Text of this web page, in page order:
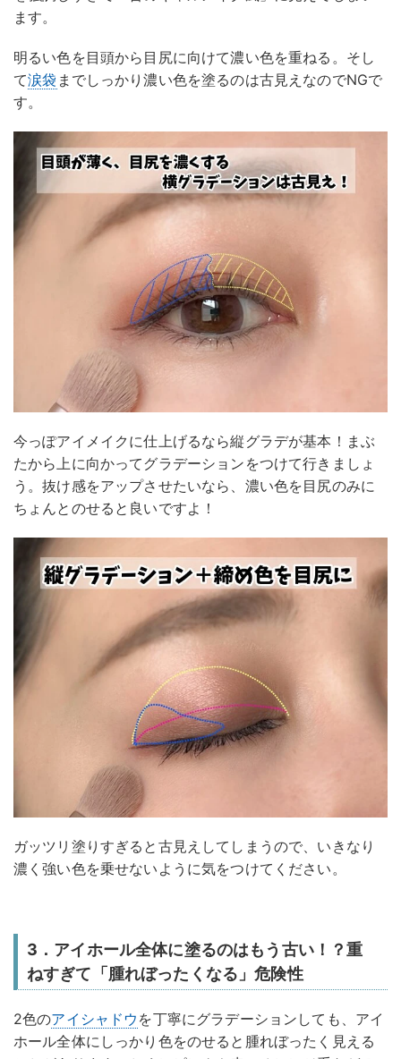
ます。
明るい色を目頭から目尻に向けて濃い色を重ねる。そし
て涙袋 までしっかり濃い色を塗るのは古見えなのでNGで
す。
今っぽアイメイクに仕上げるなら縦グラデが基本！まぶ
たから上に向かってグラデーションをつけて行きましょ
う。抜け感をアップさせたいなら、濃い色を目尻のみに
ちょんとのせると良いですよ！
ガッツリ塗りすぎると古見えしてしまうので、いきなり
濃く強い色を乗せないように気をつけてください。
3．アイホール全体に塗るのはもう古い！？重
ねすぎて「腫れぼったくなる」危険性
2色のアイシャドウ を丁寧にグラデーションしても、アイ
ホール全体にしっかり色をのせると腫れぼったく見える